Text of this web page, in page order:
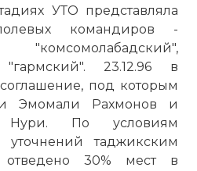
УТО представляла
командиров -
"комсомолабадский",
"гармский". 23.12.96 в
под которым
Эмомали Рахмонов и
Нури. По условиям
таджикским
отведено 30% мест в